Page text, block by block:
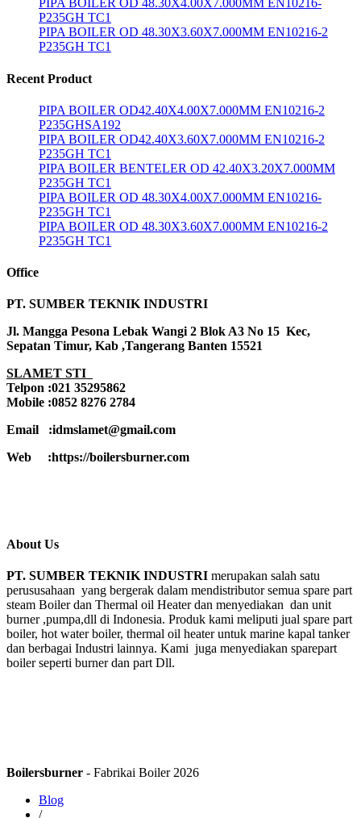
PIPA BOILER OD 48.30X4.00X7.000MM EN10216-
P235GH TC1
PIPA BOILER OD 48.30X3.60X7.000MM EN10216-2
P235GH TC1
Recent Product
PIPA BOILER OD42.40X4.00X7.000MM EN10216-2
P235GHSA192
PIPA BOILER OD42.40X3.60X7.000MM EN10216-2
P235GH TC1
PIPA BOILER BENTELER OD 42.40X3.20X7.000MM
P235GH TC1
PIPA BOILER OD 48.30X4.00X7.000MM EN10216-
P235GH TC1
PIPA BOILER OD 48.30X3.60X7.000MM EN10216-2
P235GH TC1
Office
PT. SUMBER TEKNIK INDUSTRI
Jl. Mangga Pesona Lebak Wangi 2 Blok A3 No 15 Kec,
Sepatan Timur, Kab ,Tangerang Banten 15521
SLAMET STI
Telpon :021 35295862
Mobile :0852 8276 2784
Email :idmslamet@gmail.com
Web :https://boilersburner.com
About Us
PT. SUMBER TEKNIK INDUSTRI merupakan salah satu
perususahaan yang bergerak dalam mendistributor semua spare part
steam Boiler dan Thermal oil Heater dan menyediakan dan unit
burner ,pumpa,dll di Indonesia. Produk kami meliputi jual spare part
boiler, hot water boiler, thermal oil heater untuk marine kapal tanker
dan berbagai Industri lainnya. Kami juga menyediakan sparepart
boiler seperti burner dan part Dll.
Boilersburner - Fabrikai Boiler 2026
Blog
/